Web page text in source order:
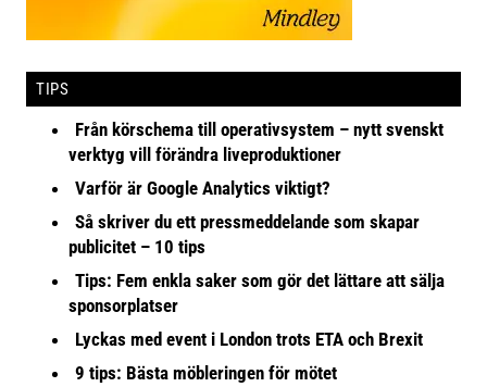
TIPS
Från körschema till operativsystem – nytt svenskt
verktyg vill förändra liveproduktioner
Varför är Google Analytics viktigt?
Så skriver du ett pressmeddelande som skapar
publicitet – 10 tips
Tips: Fem enkla saker som gör det lättare att sälja
sponsorplatser
Lyckas med event i London trots ETA och Brexit
9 tips: Bästa möbleringen för mötet